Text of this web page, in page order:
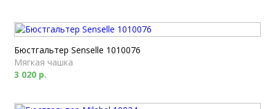
Бюстгальтер Senselle 1010076
Мягкая чашка
3 020 р.